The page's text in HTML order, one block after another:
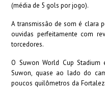
(média de 5 gols por jogo).
A transmissão de som é clara
ouvidas perfeitamente com
torcedores.
O Suwon World Cup
Suwon, quase ao lado do
poucos quilômetros da